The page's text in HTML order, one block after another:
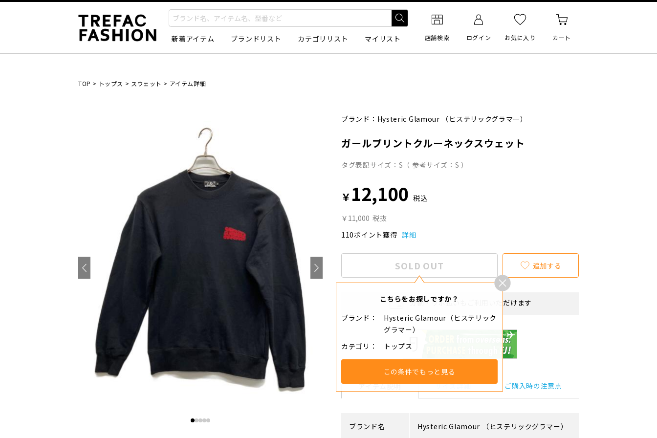
新着アイテム ブランドリスト カテゴリリスト マイリスト 店舗検索 ログイン お気に入り カート
TOP > トップス > スウェット > アイテム詳細
ブランド： Hysteric Glamour （ヒステリックグラマー）
ガールプリントクルーネックスウェット
タグ表記サイズ：S（ 参考サイズ：S ）
￥ 12,100 税込
￥11,000 税抜
110ポイント獲得 詳細
SOLD OUT
こちらをお探しですか？
ブランド
Hysteric Glamour（ヒステリック
グラマー）
カテゴリ
トップス
この条件でもっと見る
追加する
分割・リボ払いもご利用いただけます
アイテム説明 サイズ詳細 ご購入時の注意点
ブランド名 Hysteric Glamour （ヒステリックグラマー）